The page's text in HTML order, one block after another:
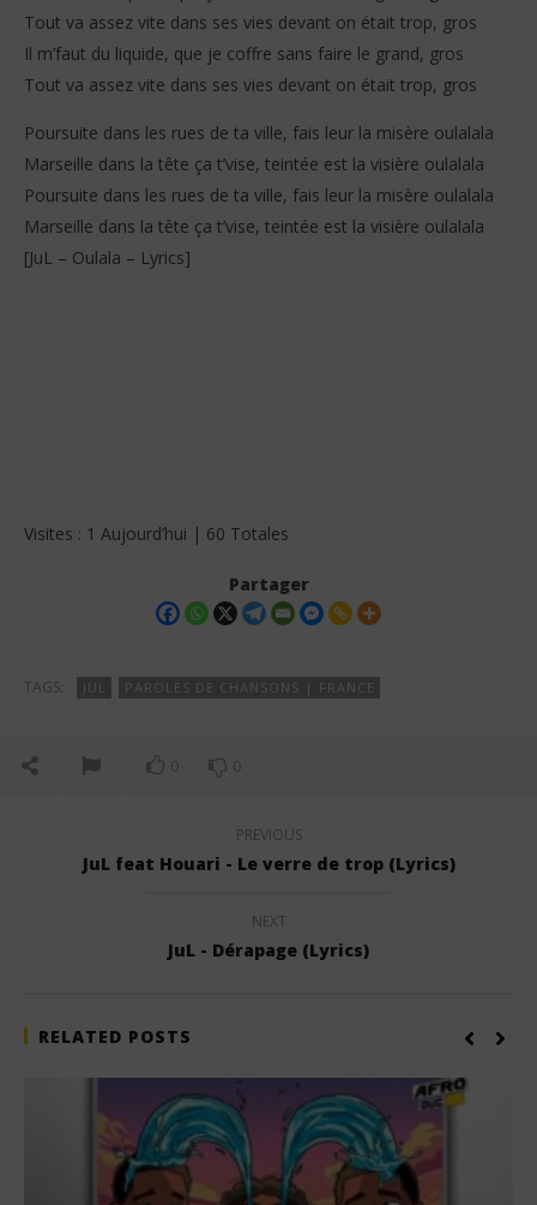
Tout va assez vite dans ses vies devant on était trop, gros
Il m’faut du liquide, que je coffre sans faire le grand, gros
Tout va assez vite dans ses vies devant on était trop, gros
Poursuite dans les rues de ta ville, fais leur la misère oulalala
Marseille dans la tête ça t’vise, teintée est la visière oulalala
Poursuite dans les rues de ta ville, fais leur la misère oulalala
Marseille dans la tête ça t’vise, teintée est la visière oulalala
[JuL – Oulala – Lyrics]
Visites : 1 Aujourd’hui | 60 Totales
Partager
TAGS: JUL PAROLES DE CHANSONS | FRANCE
0 0
PREVIOUS
JuL feat Houari - Le verre de trop (Lyrics)
NEXT
JuL - Dérapage (Lyrics)
RELATED POSTS